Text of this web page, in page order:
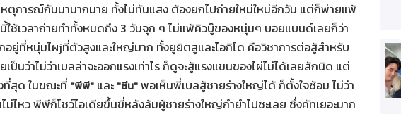
ตุการณ์กันมามากมาย ทั้งไม่ทันแสง ต้องยกไปถ่ายใหม่ใหม่อีกวัน แต่ก็พ่ายแพ้
ช้เวลาถ่ายทำทั้งหมดถึง 3 วันจุก ๆ ไม่แพ้คิวบู๊ของหนุ่มๆ บอยแบนด์เลยก็ว่า
อยู่ที่หนุ่มไผjที่ตัวสูงและใหญ่มาก ทั้งยูยิตสูและไอกิโด คือวิชาการต่อสู้สำหรับ
นว่าไม่ว่าเบลล่าจะออกแรงเท่าไร ก็ดูจะสู้แรงแขนของไผ่ไม่ได้เลยสักนิด แต่
ที่สุด ในขณะที่ "พีพี" และ "ซีน"พอเห็นพี่เบลสู้ชายร่างใหญ่ได้ ก็ตั้งใจซ้อม ไม่ว่า
ม่ไหว พีพีก็โชว์ไอเดียขึ้นขี่หลังล้มผู้ชายร่างใหญ่กำยำไปซะเลย ซึ่งคัทเยอะมาก